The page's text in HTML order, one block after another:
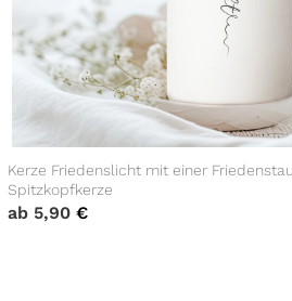
Kerze Friedenslicht mit einer
Spitzkopfkerze
ab 5,90 €